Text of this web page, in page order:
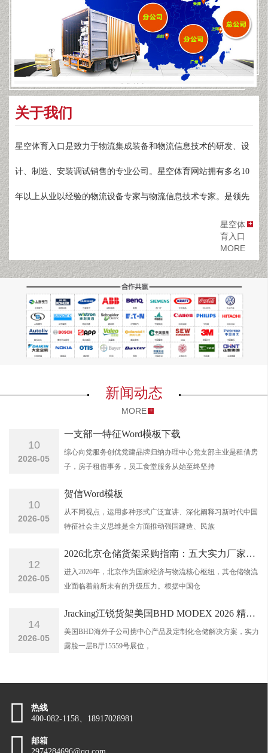
关于我们
星空体育入口是致力于物流集成装备和物流信息技术的研发、设
计、制造、安装调试销售的专业公司。星空体育网站拥有多名10
年以上从业以经验的物流设备专家与物流信息技术专家。是领先
的专业物流设备供应商之一，是最早致力于智能仓储的研发和应
用的专业厂家之一。 星空娱乐是以欧美的物流理念为全球市场提
供高品质的仓储物流设备及相关服务，可以根据客户的要求进
行“量身定制”的设计，迅速而准确地为客户提供wan mei的仓储系
统。经过多年发展，在技术、产品、方案、客户、品牌、市场、
团队、管理、运营等多层面取得了快速的成长，星空体育入口为
架，重型货架，驶入式货架，双深度式货架，窄巷道式货架，重
臂式货架，模具架，穿梭式货架，自动化立体库），（包括皮带
线，辊筒线，链板线，插件线）；超市货架（日式超市货架，韩
式超市货架，安辰式超市货架，新钢木超市货架等）；展柜（钛
合金展柜，木质展柜，玻璃展柜等）；工业木制品（包括胶合板
托盘，实木托盘，胶合板包装箱），非标件（用于产品的搬运
星空体
育入口
MORE
新闻动态
MORE
10
2026-05
一支部一特征Word模板下载
综心向党服务创优党建品牌归纳办理中心党支部主业是租借房
子，房子租借事务，员工食堂服务从始至终坚持
10
2026-05
贺信Word模板
从不同视点，运用多种形式广泛宣讲、深化阐释习新时代中国
特征社会主义思维是全方面推动强国建造、民族
12
2026-05
2026北京仓储货架采购指南：五大实力厂家深度测评与选型攻略
进入2026年，北京作为国家经济与物流核心枢纽，其仓储物流
业面临着前所未有的升级压力。根据中国仓
14
2026-05
Jracking江锐货架美国BHD MODEX 2026 精彩回忆！
美国BHD海外子公司携中心产品及定制化仓储解决方案，实力
露脸一层B厅15559号展位，
热线
400-082-1158、18917028981
邮箱